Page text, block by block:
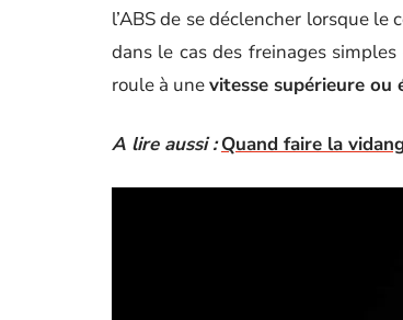
l’ABS de se déclencher lorsque le
dans le cas des freinages
roule à unevitesse supérieure ou
A lire aussi : Quand faire la